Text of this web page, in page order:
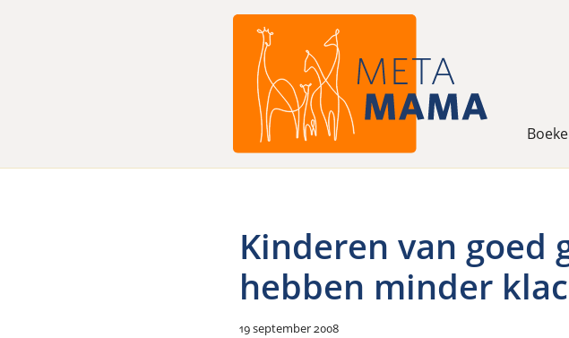
Kinderen van goed
hebben minder
19 september 2008